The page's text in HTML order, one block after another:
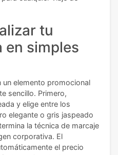
tu
en simples
un elemento promocional
sencillo. Primero,
y elige entre los
elegante o gris jaspeado
la técnica de marcaje
corporativa. El
el precio